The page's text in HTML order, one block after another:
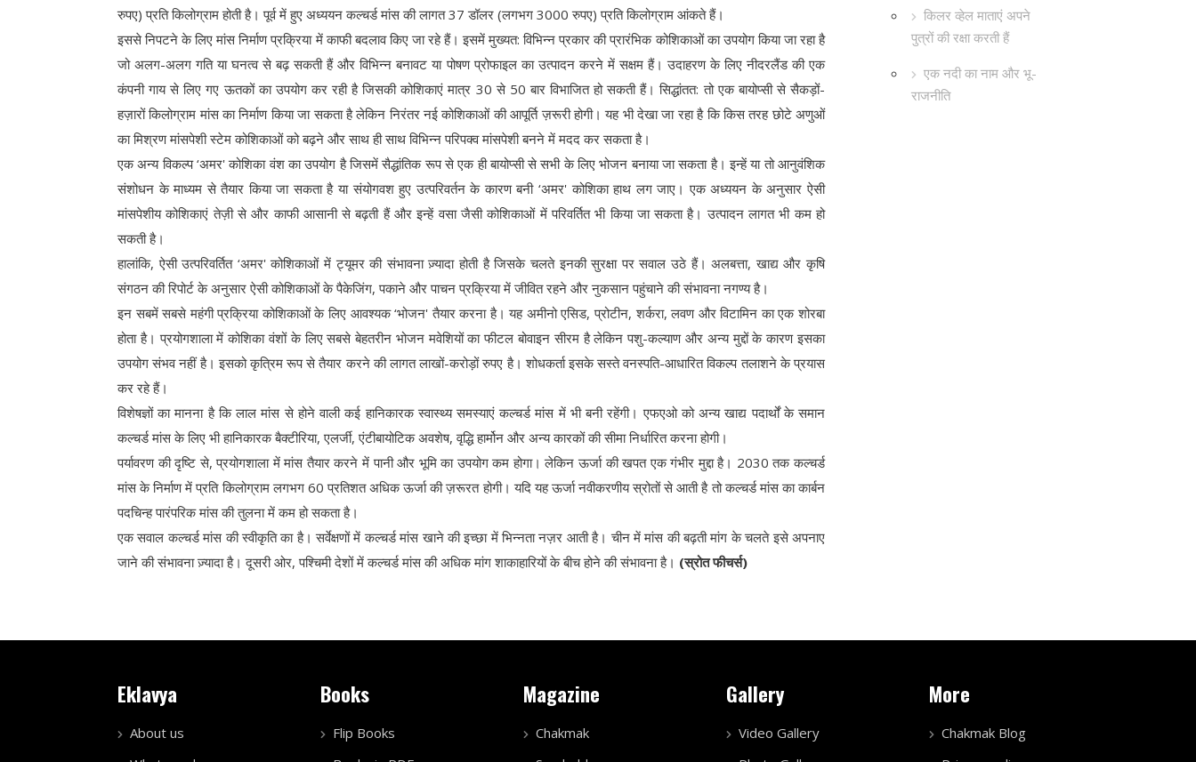
किलर व्हेल माताएं अपने
पुत्रों की रक्षा करती हैं
एक नदी का नाम और भू-
राजनीति
रुपए) प्रति किलोग्राम होती है। पूर्व में हुए अध्ययन कल्चर्ड मांस की लागत 37 डॉलर (लगभग 3000 रुपए) प्रति किलोग्राम आंकते हैं।
इससे निपटने के लिए मांस निर्माण प्रक्रिया में काफी बदलाव किए जा रहे हैं। इसमें मुख्यत: विभिन्न प्रकार की प्रारंभिक कोशिकाओं का उपयोग किया जा रहा है
जो अलग-अलग गति या घनत्व से बढ़ सकती हैं और विभिन्न बनावट या पोषण प्रोफाइल का उत्पादन करने में सक्षम हैं। उदाहरण के लिए नीदरलैंड की एक
कंपनी गाय से लिए गए ऊतकों का उपयोग कर रही है जिसकी कोशिकाएं मात्र 30 से 50 बार विभाजित हो सकती हैं। सिद्धांतत: तो एक बायोप्सी से सैकड़ों-
हज़ारों किलोग्राम मांस का निर्माण किया जा सकता है लेकिन निरंतर नई कोशिकाओं की आपूर्ति ज़रूरी होगी। यह भी देखा जा रहा है कि किस तरह छोटे अणुओं
का मिश्रण मांसपेशी स्टेम कोशिकाओं को बढ़ने और साथ ही साथ विभिन्न परिपक्व मांसपेशी बनने में मदद कर सकता है।
एक अन्य विकल्प ‘अमर' कोशिका वंश का उपयोग है जिसमें सैद्धांतिक रूप से एक ही बायोप्सी से सभी के लिए भोजन बनाया जा सकता है। इन्हें या तो आनुवंशिक
संशोधन के माध्यम से तैयार किया जा सकता है या संयोगवश हुए उत्परिवर्तन के कारण बनी ‘अमर' कोशिका हाथ लग जाए। एक अध्ययन के अनुसार ऐसी
मांसपेशीय कोशिकाएं तेज़ी से और काफी आसानी से बढ़ती हैं और इन्हें वसा जैसी कोशिकाओं में परिवर्तित भी किया जा सकता है। उत्पादन लागत भी कम हो
सकती है।
हालांकि, ऐसी उत्परिवर्तित ‘अमर' कोशिकाओं में ट्यूमर की संभावना ज़्यादा होती है जिसके चलते इनकी सुरक्षा पर सवाल उठे हैं। अलबत्ता, खाद्य और कृषि
संगठन की रिपोर्ट के अनुसार ऐसी कोशिकाओं के पैकेजिंग, पकाने और पाचन प्रक्रिया में जीवित रहने और नुकसान पहुंचाने की संभावना नगण्य है।
इन सबमें सबसे महंगी प्रक्रिया कोशिकाओं के लिए आवश्यक ‘भोजन' तैयार करना है। यह अमीनो एसिड, प्रोटीन, शर्करा, लवण और विटामिन का एक शोरबा
होता है। प्रयोगशाला में कोशिका वंशों के लिए सबसे बेहतरीन भोजन मवेशियों का फीटल बोवाइन सीरम है लेकिन पशु-कल्याण और अन्य मुद्दों के कारण इसका
उपयोग संभव नहीं है। इसको कृत्रिम रूप से तैयार करने की लागत लाखों-करोड़ों रुपए है। शोधकर्ता इसके सस्ते वनस्पति-आधारित विकल्प तलाशने के प्रयास
कर रहे हैं।
विशेषज्ञों का मानना है कि लाल मांस से होने वाली कई हानिकारक स्वास्थ्य समस्याएं कल्चर्ड मांस में भी बनी रहेंगी। एफएओ को अन्य खाद्य पदार्थों के समान
कल्चर्ड मांस के लिए भी हानिकारक बैक्टीरिया, एलर्जी, एंटीबायोटिक अवशेष, वृद्धि हार्मोन और अन्य कारकों की सीमा निर्धारित करना होगी।
पर्यावरण की दृष्टि से, प्रयोगशाला में मांस तैयार करने में पानी और भूमि का उपयोग कम होगा। लेकिन ऊर्जा की खपत एक गंभीर मुद्दा है। 2030 तक कल्चर्ड
मांस के निर्माण में प्रति किलोग्राम लगभग 60 प्रतिशत अधिक ऊर्जा की ज़रूरत होगी। यदि यह ऊर्जा नवीकरणीय स्रोतों से आती है तो कल्चर्ड मांस का कार्बन
पदचिन्ह पारंपरिक मांस की तुलना में कम हो सकता है।
एक सवाल कल्चर्ड मांस की स्वीकृति का है। सर्वेक्षणों में कल्चर्ड मांस खाने की इच्छा में भिन्नता नज़र आती है। चीन में मांस की बढ़ती मांग के चलते इसे अपनाए
जाने की संभावना ज़्यादा है। दूसरी ओर, पश्चिमी देशों में कल्चर्ड मांस की अधिक मांग शाकाहारियों के बीच होने की संभावना है। (स्रोत फीचर्स)
Eklavya
About us
Books
Flip Books
Magazine
Chakmak
Gallery
Video Gallery
More
Chakmak Blog